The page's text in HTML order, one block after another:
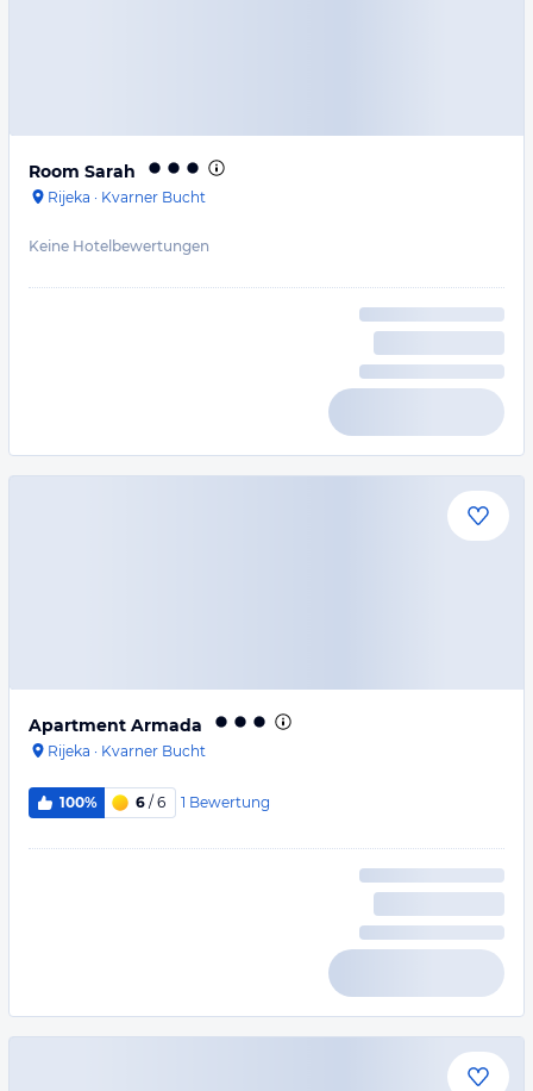
Room Sarah
Rijeka · Kvarner Bucht
Keine Hotelbewertungen
Apartment Armada
Rijeka · Kvarner Bucht
100% 6 / 6 1 Bewertung